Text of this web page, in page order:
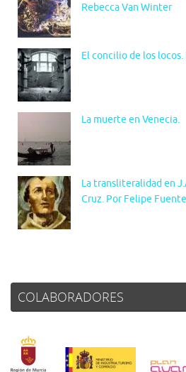
Rebecca Van Winter
El concilio de los
La muerte en Venecia.
La transliteralidad en
Cruz. Por Felipe
COLABORADORES